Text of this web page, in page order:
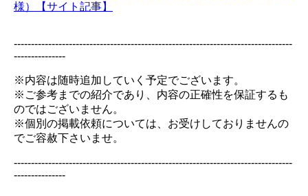
様）【サイト記事】
---------------------------------------------------------------------------------
---------------
※内容は随時追加していく予定でございます。
※ご参考までの紹介であり、内容の正確性を保証するも
のではございません。
※個別の掲載依頼については、お受けしておりませんの
でご容赦下さいませ。
---------------------------------------------------------------------------------
---------------